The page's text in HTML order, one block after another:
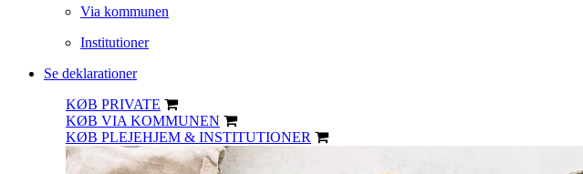
Via kommunen
Institutioner
Se deklarationer
KØB PRIVATE
KØB VIA KOMMUNEN
KØB PLEJEHJEM & INSTITUTIONER